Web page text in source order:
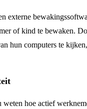
externe
of kind te bewaken.
hun computers te
hoe actief